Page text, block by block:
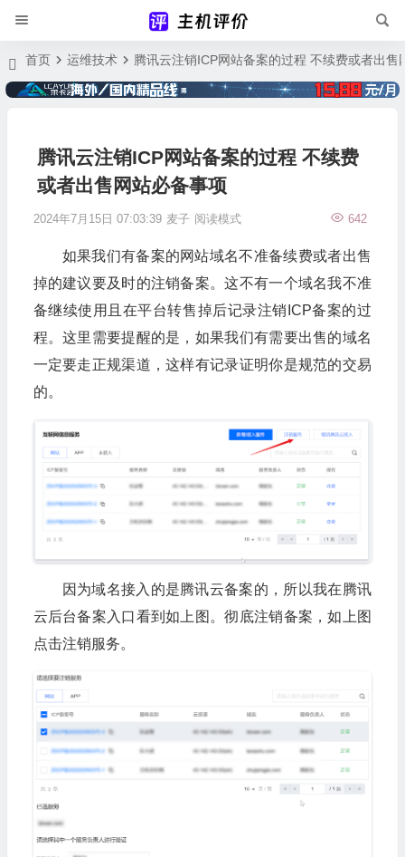
首页 运维技术 腾讯云注销ICP网站备案的过程 不续费或者出售
腾讯云注销ICP网站备案的过程 不续费
或者出售网站必备事项
2024年7月15日 07:03:39 麦子 642
阅读模式
如果我们有备案的网站域名不准备续费或者出售
掉的建议要及时的注销备案。这不有一个域名我不准
备继续使用且在平台转售掉后记录注销ICP备案的过
程。这里需要提醒的是，如果我们有需要出售的域名
一定要走正规渠道，这样有记录证明你是规范的交易
的。
因为域名接入的是腾讯云备案的，所以我在腾讯
云后台备案入口看到如上图。彻底注销备案，如上图
点击注销服务。